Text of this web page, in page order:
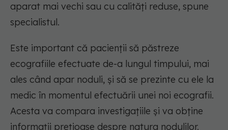
aparat mai vechi sau cu calități reduse, spune
specialistul.
Este important că pacienții să păstreze
ecografiile efectuate de-a lungul timpului, mai
ales când apar noduli, și să se prezinte cu ele la
medic în momentul efectuării unei noi ecografii.
Acesta va compara investigațiile și va obține
informații prețioase despre natura nodulilor.